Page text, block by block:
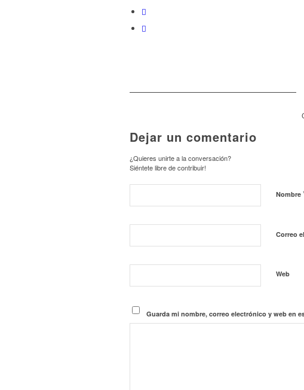
Dejar un comentario
¿Quieres unirte a la conversación?
Siéntete libre de contribuir!
Nombre
Correo
Web
Guarda mi nombre, correo electrónico y web en